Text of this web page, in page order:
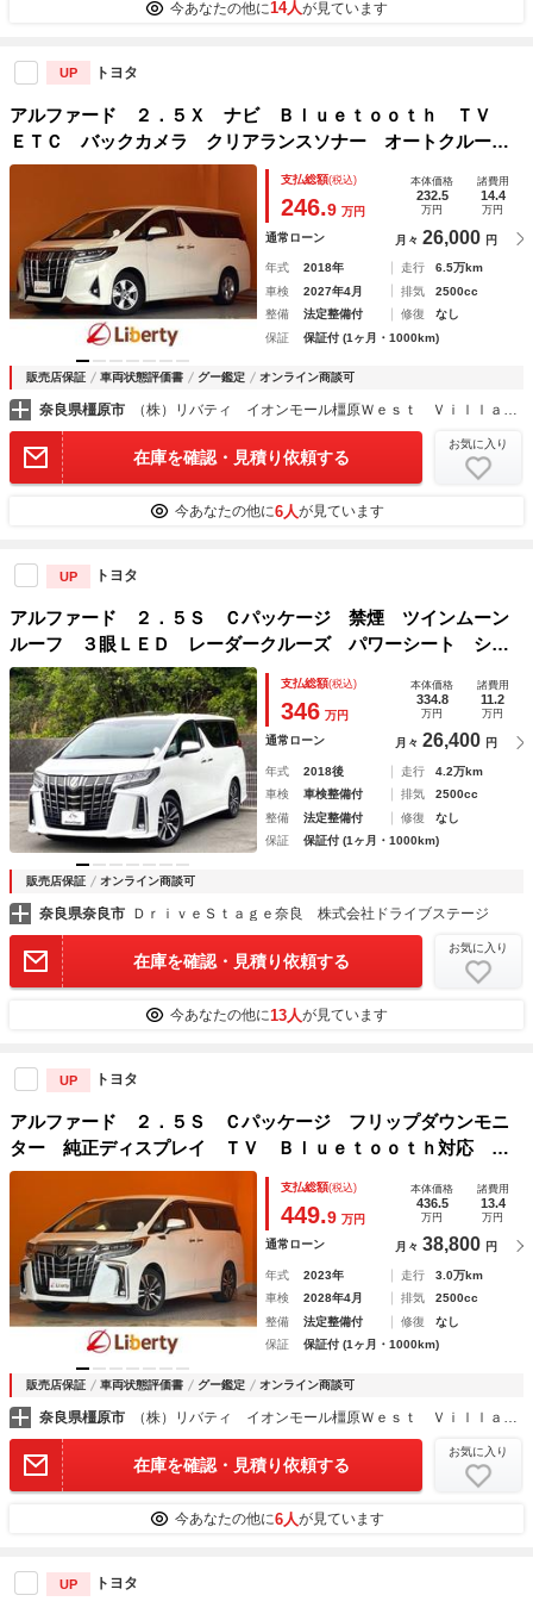
今あなたの他に14人が見ています
UP トヨタ
アルファード ２．５Ｘ ナビ Ｂｌｕｅｔｏｏｔｈ ＴＶ
ＥＴＣ バックカメラ クリアランスソナー オートクルーズ
コントロール レーンアシスト 衝突被害軽減システム 両側
支払総額(税込)
246.9 万円
本体価格
232.5
万円
諸費用
14.4
万円
通常ローン 月々 26,000 円
年式 2018年 走行
6.5万km
車検
2027年4月 排気
2500cc
整備
法定整備付 修復
なし
保証
保証付 (1ヶ月・1000km)
販売店保証 車両状態評価書 グー鑑定 オンライン商談可
奈良県橿原市 （株）リバティ イオンモール橿原Ｗｅｓｔ Ｖｉｌｌａｇｅ店
在庫を確認・見積り依頼する
お気に入り
今あなたの他に6人が見ています
UP トヨタ
アルファード ２．５Ｓ Ｃパッケージ 禁煙 ツインムーン
ルーフ ３眼ＬＥＤ レーダークルーズ パワーシート シー
トヒーター ベンチレーション パワーバックドア 前後クリ
アランスソナー ナビＴＶ Ｂｌｕｅｔｏｏｔｈ ＤＶＤ ス
マートキー２個
支払総額(税込)
346 万円
本体価格
334.8
万円
諸費用
11.2
万円
通常ローン 月々 26,400 円
年式 2018後 走行
4.2万km
車検
車検整備付 排気
2500cc
整備
法定整備付 修復
なし
保証
保証付 (1ヶ月・1000km)
販売店保証 オンライン商談可
奈良県奈良市 ＤｒｉｖｅＳｔａｇｅ奈良 株式会社ドライブステージ
在庫を確認・見積り依頼する
お気に入り
今あなたの他に13人が見ています
UP トヨタ
アルファード ２．５Ｓ Ｃパッケージ フリップダウンモニ
ター 純正ディスプレイ ＴＶ Ｂｌｕｅｔｏｏｔｈ対応 Ｂ
カメラ 両側自動ドア レーダークルーズコントロール 革巻
きステアリング 黒合皮シート ステアリングヒーター ＬＥ
Ｄヘッドライト
支払総額(税込)
449.9 万円
本体価格
436.5
万円
諸費用
13.4
万円
通常ローン 月々 38,800 円
年式 2023年 走行
3.0万km
車検
2028年4月 排気
2500cc
整備
法定整備付 修復
なし
保証
保証付 (1ヶ月・1000km)
販売店保証 車両状態評価書 グー鑑定 オンライン商談可
奈良県橿原市 （株）リバティ イオンモール橿原Ｗｅｓｔ Ｖｉｌｌａｇｅ店
在庫を確認・見積り依頼する
お気に入り
今あなたの他に6人が見ています
UP トヨタ